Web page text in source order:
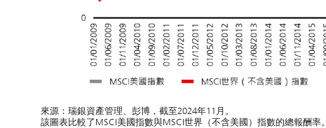
來源： 瑞銀資產管理、彭博，截至2024年11月。
該圖表比較了MSCI美國指數與MSCI世界（不含美國）指數的總報酬率。